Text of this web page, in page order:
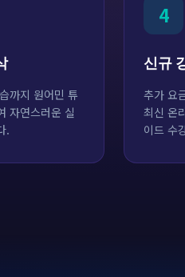
까지 원어민 튜
자연스러운 실
.
4
신규
추가 요
최신 온
이드 수